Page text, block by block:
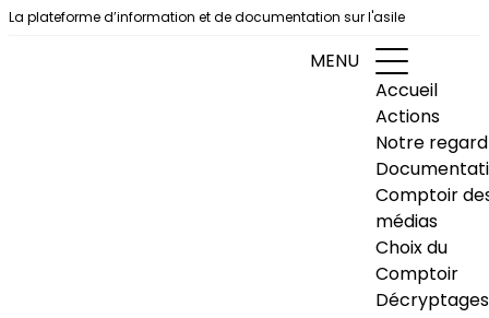
Aller au contenu
La plateforme d’information et de documentation sur l'asile
MENU
Accueil
Actions
Notre regard
Comptoir
médias
Choix du
Comptoir
Décryptages